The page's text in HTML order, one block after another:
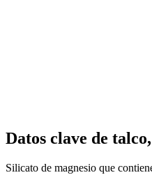
Datos clave de
Silicato de magnesio que